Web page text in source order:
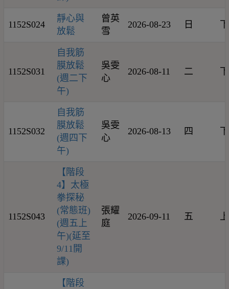
1152S024
靜心與
放鬆
曾英
雪
2026-08-23 日
1152S031
自我筋
膜放鬆
(週二下
午)
吳雯
心
2026-08-11 二
1152S032
自我筋
膜放鬆
(週四下
午)
吳雯
心
2026-08-13 四
1152S043
【階段
4】太極
拳探秘
(常態班)
(週五上
午)(延至
9/11開
課)
張耀
庭
2026-09-11 五
【階段